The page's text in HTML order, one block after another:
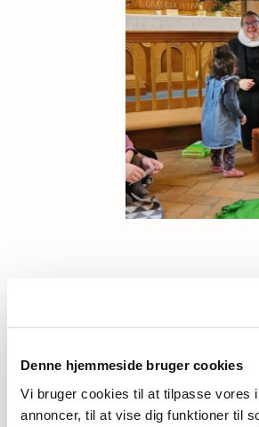
Denne hjemmeside bruger cookies
Vi bruger cookies til at tilpasse vores
annoncer, til at vise dig funktioner til